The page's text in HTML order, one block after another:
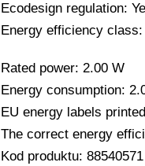
Ecodesign regulation:
Energy efficiency class:
Rated power: 2.00 W
Energy consumption:
EU energy labels
The correct energy
Kod produktu: 88540571